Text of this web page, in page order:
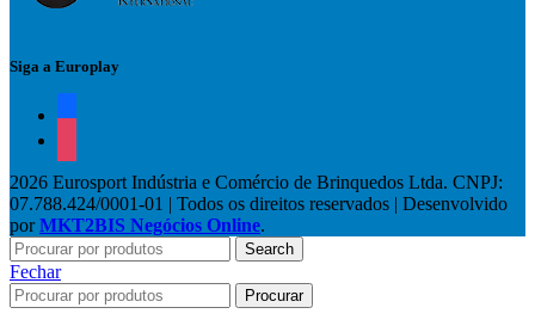
Siga a Europlay
2026 Eurosport Indústria e Comércio de Brinquedos Ltda. CNPJ:
07.788.424/0001-01 | Todos os direitos reservados | Desenvolvido
porMKT2BIS Negócios Online.
Search
Fechar
Procurar